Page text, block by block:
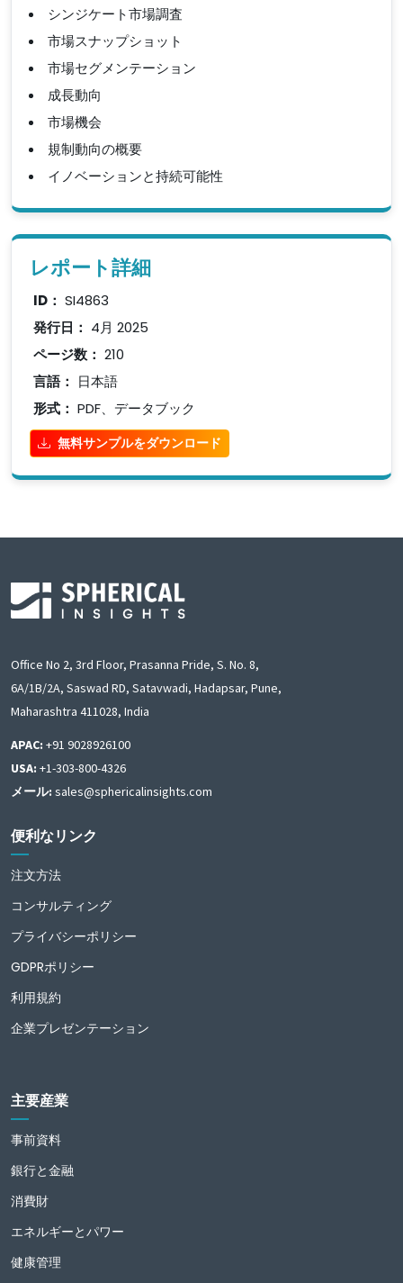
シンジケート市場調査
市場スナップショット
市場セグメンテーション
成長動向
市場機会
規制動向の概要
イノベーションと持続可能性
レポート詳細
ID： SI4863
発行日： 4月 2025
ページ数： 210
言語： 日本語
形式： PDF、データブック
無料サンプルをダウンロード
Office No 2, 3rd Floor, Prasanna Pride, S. No. 8,
6A/1B/2A, Saswad RD, Satavwadi, Hadapsar, Pune,
Maharashtra 411028, India
APAC: +91 9028926100
USA: +1-303-800-4326
メール: sales@sphericalinsights.com
便利なリンク
注文方法
コンサルティング
プライバシーポリシー
GDPRポリシー
利用規約
企業プレゼンテーション
主要産業
事前資料
銀行と金融
消費財
エネルギーとパワー
健康管理